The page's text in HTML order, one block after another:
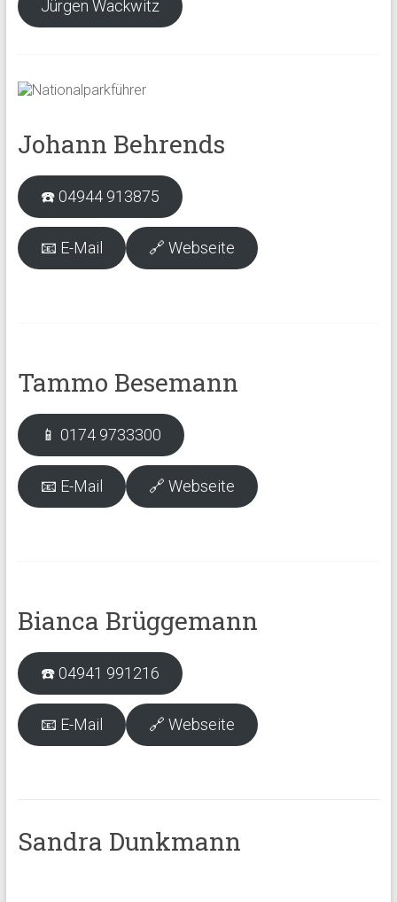
Jürgen Wackwitz
Johann Behrends
☎️ 04944 913875
📧 E-Mail 🔗 Webseite
Tammo Besemann
📱 0174 9733300
📧 E-Mail 🔗 Webseite
Bianca Brüggemann
☎️ 04941 991216
📧 E-Mail 🔗 Webseite
Sandra Dunkmann